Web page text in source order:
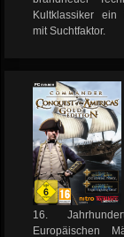
Kultklassiker ein
mit Suchtfaktor.
16.
Europäischen